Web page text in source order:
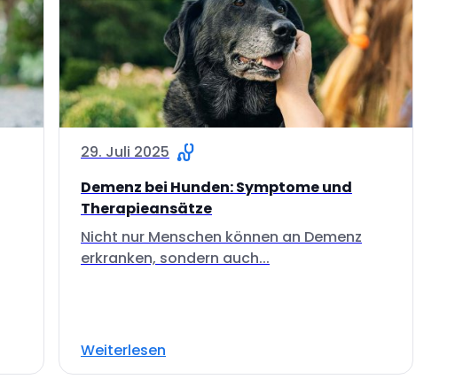
29. Juli 2025
Demenz bei Hunden: Symptome und
Therapieansätze
Nicht nur Menschen können an Demenz
erkranken, sondern auch...
Weiterlesen